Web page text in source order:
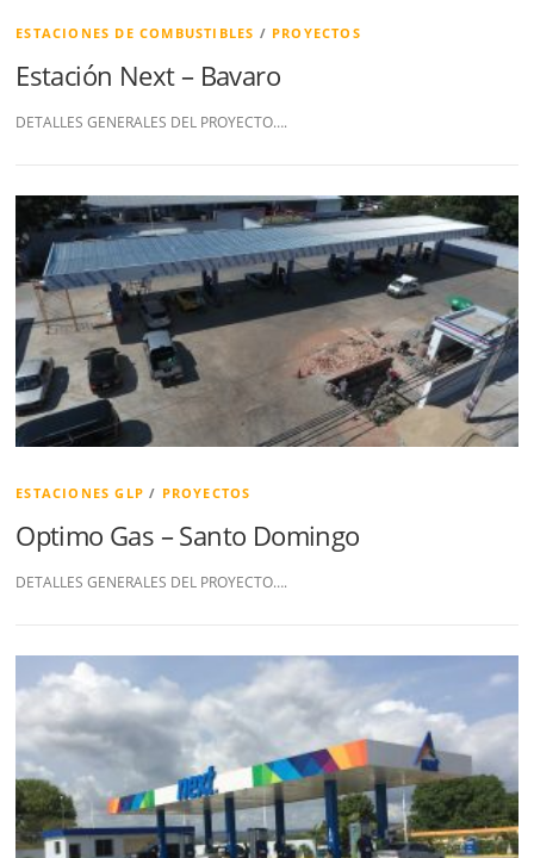
ESTACIONES DE COMBUSTIBLES / PROYECTOS
Estación Next – Bavaro
DETALLES GENERALES DEL PROYECTO….
ESTACIONES GLP / PROYECTOS
Optimo Gas – Santo Domingo
DETALLES GENERALES DEL PROYECTO….